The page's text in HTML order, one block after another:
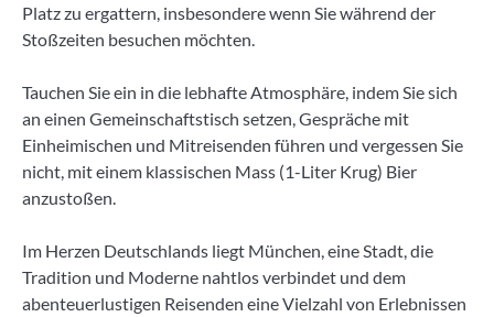
Platz zu ergattern, insbesondere wenn Sie während der
Stoßzeiten besuchen möchten.
Tauchen Sie ein in die lebhafte Atmosphäre, indem Sie sich
an einen Gemeinschaftstisch setzen, Gespräche mit
Einheimischen und Mitreisenden führen und vergessen Sie
nicht, mit einem klassischen Mass (1-Liter Krug) Bier
anzustoßen.
Im Herzen Deutschlands liegt München, eine Stadt, die
Tradition und Moderne nahtlos verbindet und dem
abenteuerlustigen Reisenden eine Vielzahl von Erlebnissen